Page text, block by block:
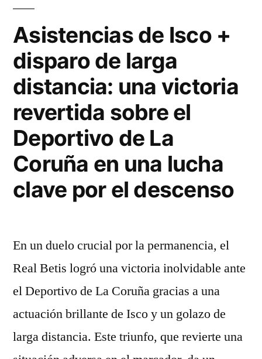
gol
–
mantiene
el
punto
clave
de
la
Asistencias de Isco +
disparo de larga
distancia: una victoria
revertida sobre el
Deportivo de La
Coruña en una lucha
clave por el descenso
En un duelo crucial por la permanencia, el
Real Betis logró una victoria inolvidable ante
el Deportivo de La Coruña gracias a una
actuación brillante de Isco y un golazo de
larga distancia. Este triunfo, que revierte una